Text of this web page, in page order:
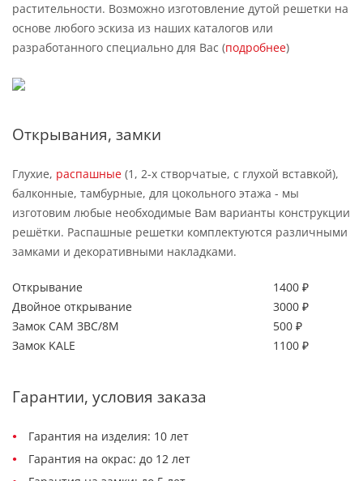
растительности. Возможно изготовление дутой решетки на
основе любого эскиза из наших каталогов или
разработанного специально для Вас (подробнее)
Открывания, замки
Глухие, распашные (1, 2-х створчатые, с глухой вставкой),
балконные, тамбурные, для цокольного этажа - мы
изготовим любые необходимые Вам варианты конструкции
решётки. Распашные решетки комплектуются различными
замками и декоративными накладками.
Открывание
1400 ₽
Двойное открывание
3000 ₽
Замок САМ ЗВС/8М
500 ₽
Замок KALE
1100 ₽
Гарантии, условия заказа
Гарантия на изделия: 10 лет
Гарантия на окрас: до 12 лет